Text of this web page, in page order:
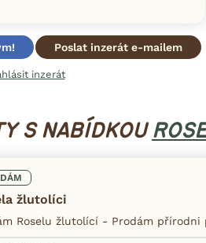
Poslat inzerát e-mailem
inzerát
S NABÍDKOU
žlutolíci
Roselu žlutolící - Prodám